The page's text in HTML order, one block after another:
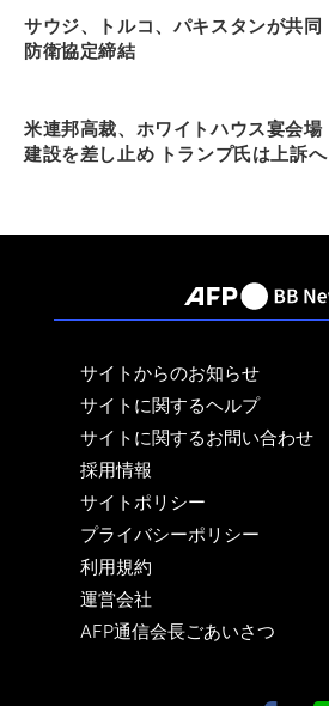
サウジ、トルコ、パキスタンが共同
防衛協定締結
米連邦高裁、ホワイトハウス宴会場
建設を差し止め トランプ氏は上訴へ
サイトからのお知らせ
サイトに関するヘルプ
サイトに関するお問い合わせ
採用情報
サイトポリシー
プライバシーポリシー
利用規約
運営会社
AFP通信会長ごあいさつ